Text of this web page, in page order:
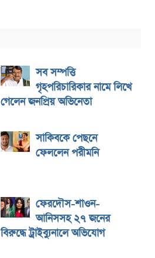
সব সম্পত্তি
গৃহপরিচারিকার নামে লিখে
গেলেন জনপ্রিয় অভিনেতা
সাকিবকে পেছনে
ফেললেন পরীমনি
ফেরদৌস-শাওন-
আনিসসহ ২৭ জনের
বিরুদ্ধে ট্রাইব্যুনালে অভিযোগ